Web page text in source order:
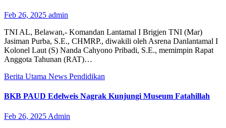
Feb 26, 2025 admin
TNI AL, Belawan,- Komandan Lantamal I Brigjen TNI (Mar)
Jasiman Purba, S.E., CHMRP., diwakili oleh Asrena Danlantamal I
Kolonel Laut (S) Nanda Cahyono Pribadi, S.E., memimpin Rapat
Anggota Tahunan (RAT)…
Berita Utama News Pendidikan
BKB PAUD Edelweis Nagrak Kunjungi Museum Fatahillah
Feb 26, 2025 Admin